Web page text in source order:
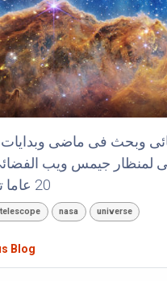
وبحث فى ماضى
2022 الصور الأولى لمنظار جيمس
20 عاما تلسكوب جيمس ويب بلغت تكلفته
nasa universe
Blog